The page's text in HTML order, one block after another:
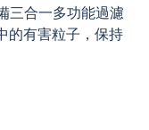
三合一多功能過濾
的有害粒子，保持